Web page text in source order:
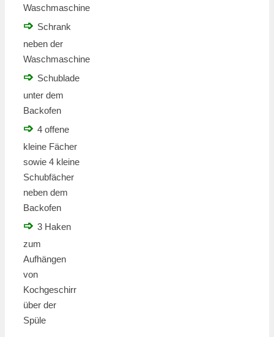
Waschmaschine
➩ Schrank
neben der
Waschmaschine
➩ Schublade
unter dem
Backofen
➩ 4 offene
kleine Fächer
sowie 4 kleine
Schubfächer
neben dem
Backofen
➩ 3 Haken
zum
Aufhängen
von
Kochgeschirr
über der
Spüle